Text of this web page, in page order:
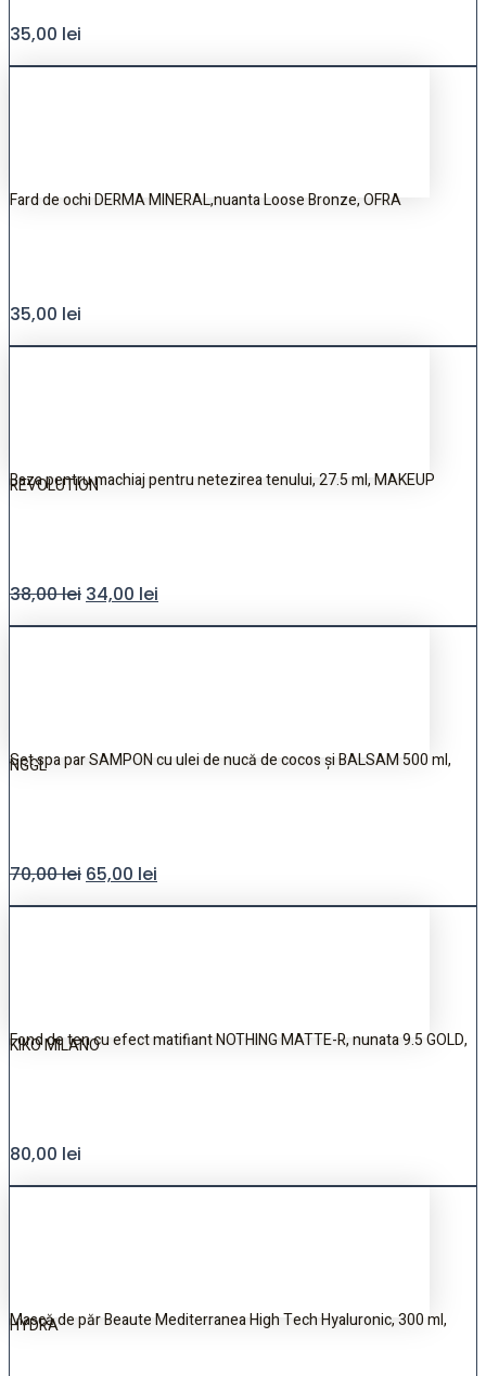
35,00 lei
Fard de ochi DERMA MINERAL,nuanta Loose Bronze, OFRA
35,00 lei
Baza pentru machiaj pentru netezirea tenului, 27.5 ml, MAKEUP
REVOLUTION
38,00lei 34,00 lei
Set spa par SAMPON cu ulei de nucă de cocos și BALSAM 500 ml,
NGGL
70,00lei 65,00 lei
Fond de ten cu efect matifiant NOTHING MATTE-R, nunata 9.5 GOLD,
KIKO MILANO
80,00 lei
Mască de păr Beaute Mediterranea High Tech Hyaluronic, 300 ml,
HYDRA